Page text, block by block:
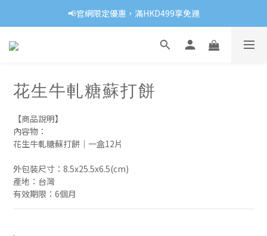
📢官網限定優惠，滿HKD499享免運
花生牛軋糖蘇打餅
【商品說明】
內容物：
花生牛軋糖蘇打餅｜一盒12片
外包裝尺寸：8.5x25.5x6.5(cm)
產地：台灣
有效期限：6個月